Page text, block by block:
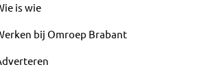
is wie
bij Omroep Brabant